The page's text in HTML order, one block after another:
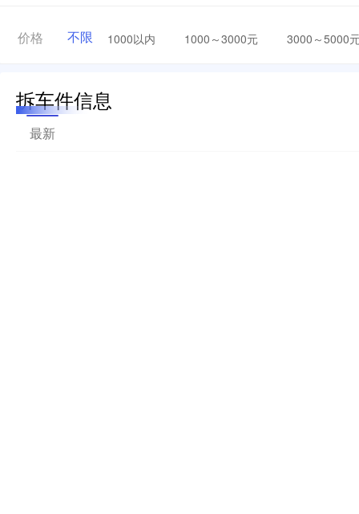
价格 不限 1000以内 1000～3000元 3000～5000
拆车件信息
最新